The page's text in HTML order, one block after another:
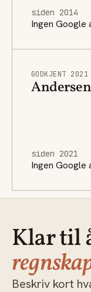
siden 2014
Ingen Google
GODKJENT 2021
siden 2021
Ingen Google
Klar til
Beskriv kort